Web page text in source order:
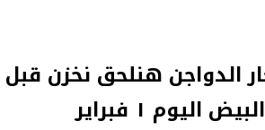
الدواجن هنلحق نخزن قبل
١ فبراير